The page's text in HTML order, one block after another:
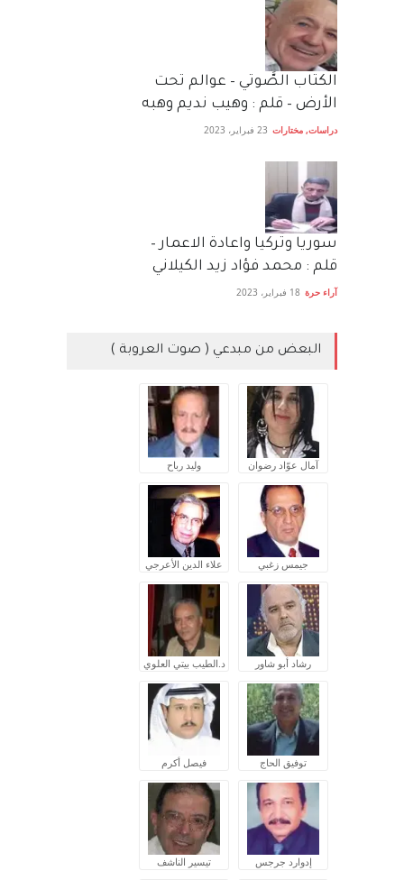
الكتاب الصَّوتي – عوالم تحت
الأرض – قلم : وهيب نديم وهبه
دراسات, مختارات 23 فبراير، 2023
سوريا وتركيا واعادة الاعمار –
قلم : محمد فؤاد زيد الكيلاني
آراء حرة 18 فبراير، 2023
البعض من مبدعي ( صوت العروبة )
آمال عوّاد رضوان وليد رباح
جيمس زغبي علاء الدين الأعرجي
رشاد أبو شاور د.الطيب بيتي العلوي
توفيق الحاج فيصل أكرم
إدوارد جرجس تيسير الناشف